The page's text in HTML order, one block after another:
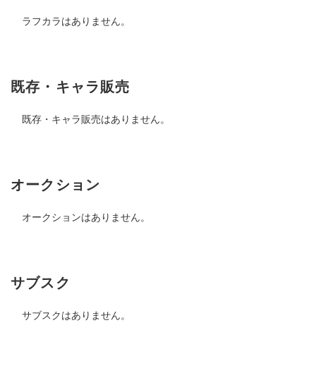
ラフカラはありません。
既存・キャラ販売
既存・キャラ販売はありません。
オークション
オークションはありません。
サブスク
サブスクはありません。